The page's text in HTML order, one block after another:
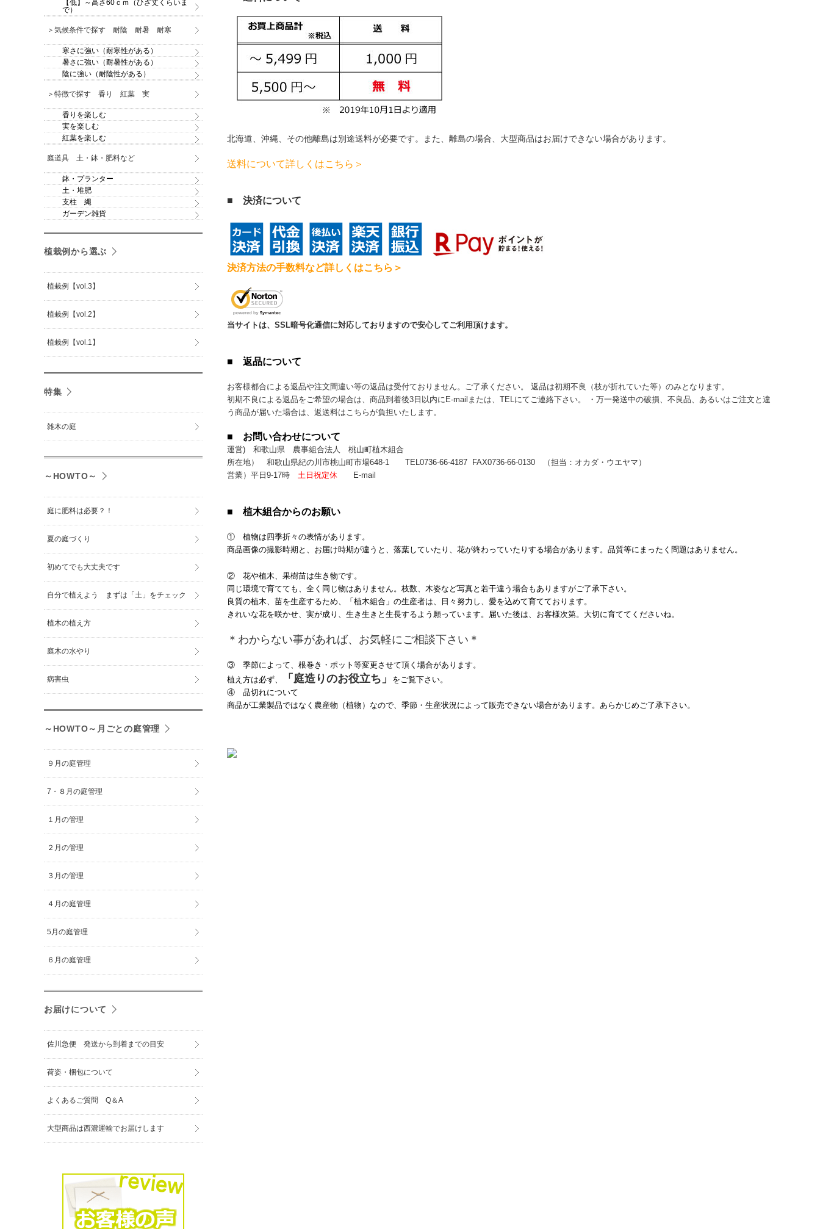
北海道、沖縄、その他離島は別途送料が必要です。 また、離島の場合、大型商品はお届けできない場合があります。
送料について詳しくはこちら＞
■ 決済について
決済方法の手数料など詳しくはこちら＞
当サイトは、SSL暗号化通信に対応しておりますので安心してご利用頂けます。
■ 返品について
お客様都合による返品や注文間違い等の返品は受付ておりません。ご了承ください。 返品は初期不良（枝が折れていた等）のみとなります。
初期不良による返品をご希望の場合は、商品到着後3日以内にE-mailまたは、TELにてご連絡下さい。 ・万一発送中の破損、不良品、あるいはご注文と違
う商品が届いた場合は、返送料はこちらが負担いたします。
■ お問い合わせについて
運営) 和歌山県 農事組合法人 桃山町植木組合
所在地） 和歌山県紀の川市桃山町市場648-1 TEL0736-66-4187 FAX0736-66-0130 （担当：オカダ・ウエヤマ）
営業）平日9-17時 土日祝定休 E-mail
■ 植木組合からのお願い
① 植物は四季折々の表情があります。
商品画像の撮影時期と、お届け時期が違うと、落葉していたり、花が終わっていたりする場合があります。品質等にまったく問題はありません。
② 花や植木、果樹苗は生き物です。
同じ環境で育てても、全く同じ物はありません。枝数、木姿など写真と若干違う場合もありますがご了承下さい。
良質の植木、苗を生産するため、「植木組合」の生産者は、日々努力し、愛を込めて育てております。
きれいな花を咲かせ、実が成り、生き生きと生長するよう願っています。届いた後は、お客様次第。大切に育ててくださいね。
＊わからない事があれば、お気軽にご相談下さい＊
③ 季節によって、根巻き・ポット等変更させて頂く場合があります。
植え方は必ず、
「庭造りのお役立ち」
をご覧下さい。
④ 品切れについて
商品が工業製品ではなく農産物（植物）なので、季節・生産状況によって販売できない場合があります。あらかじめご了承下さい。
【低】～高さ60ｃｍ（ひざ丈くらいま
で）
＞気候条件で探す 耐陰 耐暑 耐寒
寒さに強い（耐寒性がある）
暑さに強い（耐暑性がある）
陰に強い（耐陰性がある）
＞特徴で探す 香り 紅葉 実
香りを楽しむ
実を楽しむ
紅葉を楽しむ
庭道具 土・鉢・肥料など
鉢・プランター
土・堆肥
支柱 縄
ガーデン雑貨
植栽例から選ぶ
植栽例【vol.3】
植栽例【vol.2】
植栽例【vol.1】
特集
雑木の庭
～HOWTO～
庭に肥料は必要？！
夏の庭づくり
初めてでも大丈夫です
自分で植えよう まずは「土」をチェック
植木の植え方
庭木の水やり
病害虫
～HOWTO～月ごとの庭管理
９月の庭管理
7・８月の庭管理
１月の管理
２月の管理
３月の管理
４月の庭管理
5月の庭管理
６月の庭管理
お届けについて
佐川急便 発送から到着までの目安
荷姿・梱包について
よくあるご質問 Q＆A
大型商品は西濃運輸でお届けします